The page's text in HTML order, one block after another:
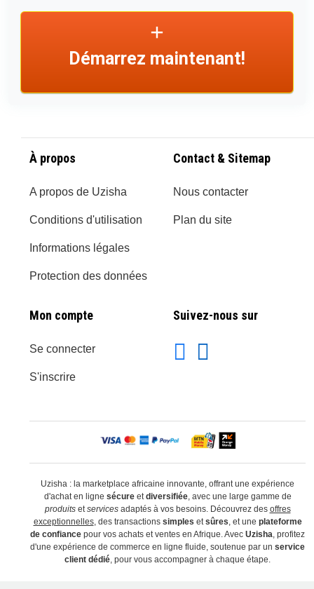
Démarrez maintenant!
À propos
A propos de Uzisha
Conditions d'utilisation
Informations légales
Protection des données
Contact & Sitemap
Nous contacter
Plan du site
Mon compte
Se connecter
S'inscrire
Suivez-nous sur
Uzisha : la marketplace africaine innovante, offrant une expérience
d'achat en ligne sécureetdiversifiée, avec une large gamme de
produitsetservicesadaptés à vos besoins. Découvrez des offres
exceptionnelles, des transactions simples etsûres, et une plateforme
de confiance pour vos achats et ventes en Afrique. Avec Uzisha, profitez
d'une expérience de commerce en ligne fluide, soutenue par un service
client dédié, pour vous accompagner à chaque étape.